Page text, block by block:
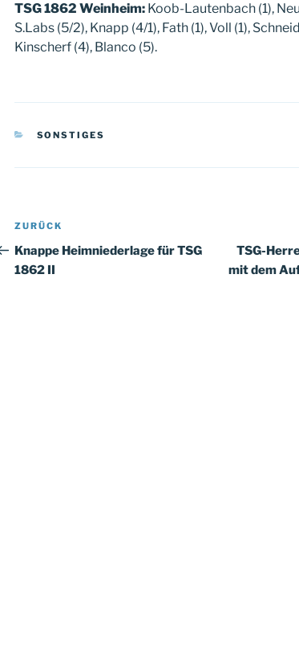
TSG 1862 Weinheim: Koob-Lautenbach (1),
S.Labs (5/2), Knapp (4/1), Fath (1), Voll (1),
Kinscherf (4), Blanco (5).
KATEGORIEN
SONSTIGES
Beitragsnavigation
Vorheriger
Beitrag
ZURÜCK
Knappe Heimniederlage für TSG
1862 II
TSG-
mit dem